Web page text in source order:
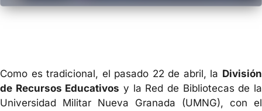
Como es tradicional, el pasado 22 de abril, la División
de Recursos Educativos y la Red de Bibliotecas de la
Universidad Militar Nueva Granada (UMNG), con el